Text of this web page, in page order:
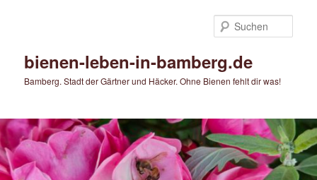
bienen-leben-in-bamberg.de
Bamberg. Stadt der Gärtner und Häcker. Ohne Bienen fehlt dir was!